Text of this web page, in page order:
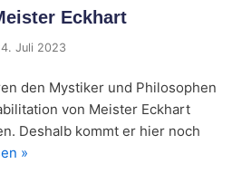
Eckhart
Juli 2023
den Mystiker und Philosophen
von Meister Eckhart
Deshalb kommt er hier noch
»